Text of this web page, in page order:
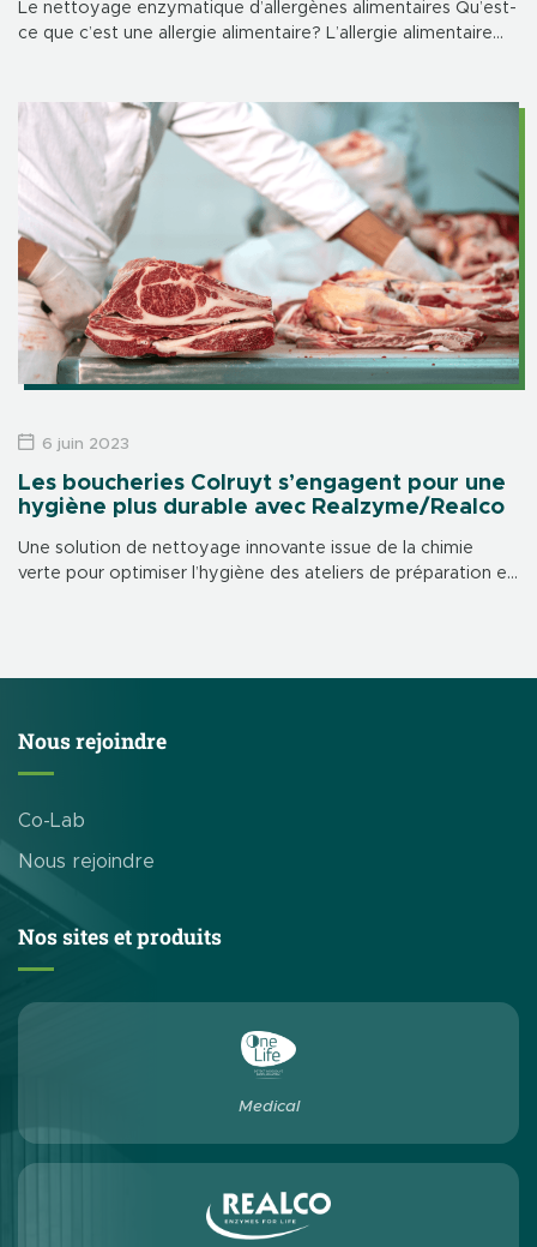
Le nettoyage enzymatique d’allergènes alimentaires Qu’est-
ce que c’est une allergie alimentaire? L’allergie alimentaire
Les boucheries Colruyt s’engagent pour une
hygiène plus durable avec Realzyme/Realco
Une solution de nettoyage innovante issue de la chimie
verte pour optimiser l’hygiène des ateliers de préparation et
6 juin 2023
Nous rejoindre
Co-Lab
Nous rejoindre
Nos sites et produits
Medical